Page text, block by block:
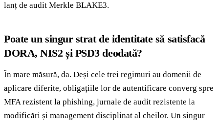
lanț de audit Merkle BLAKE3.
Poate un singur strat de identitate să satisfacă
DORA, NIS2 și PSD3 deodată?
În mare măsură, da. Deși cele trei regimuri au domenii de
aplicare diferite, obligațiile lor de autentificare converg spre
MFA rezistent la phishing, jurnale de audit rezistente la
modificări și management disciplinat al cheilor. Un singur